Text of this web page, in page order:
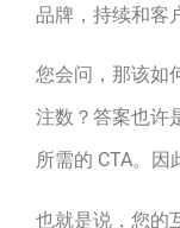
品牌，持续和客
您会问，那该如
注数？答案也许
所需的 CTA。因
也就是说，您的